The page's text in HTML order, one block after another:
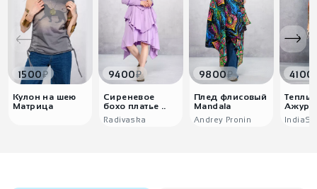
1500₽
Кулон на шею
Матрица
9400₽
Сиреневое
бохо платье ..
Radivaska
9800₽
Плед флисовый
Mandala
Andrey Pronin
4100